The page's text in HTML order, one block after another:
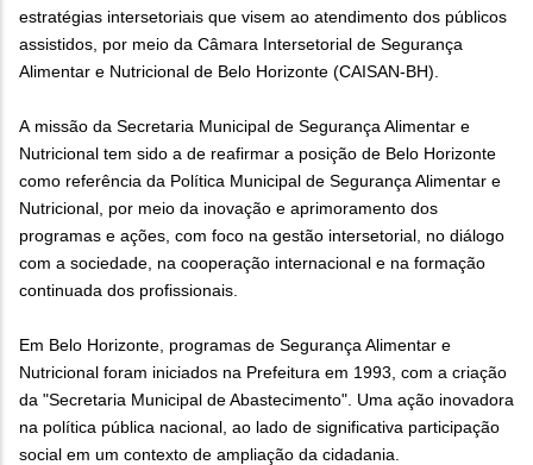
estratégias intersetoriais que visem ao atendimento dos públicos
assistidos, por meio da Câmara Intersetorial de Segurança
Alimentar e Nutricional de Belo Horizonte (CAISAN-BH).
A missão da Secretaria Municipal de Segurança Alimentar e
Nutricional tem sido a de reafirmar a posição de Belo Horizonte
como referência da Política Municipal de Segurança Alimentar e
Nutricional, por meio da inovação e aprimoramento dos
programas e ações, com foco na gestão intersetorial, no diálogo
com a sociedade, na cooperação internacional e na formação
continuada dos profissionais.
Em Belo Horizonte, programas de Segurança Alimentar e
Nutricional foram iniciados na Prefeitura em 1993, com a criação
da "Secretaria Municipal de Abastecimento". Uma ação inovadora
na política pública nacional, ao lado de significativa participação
social em um contexto de ampliação da cidadania.